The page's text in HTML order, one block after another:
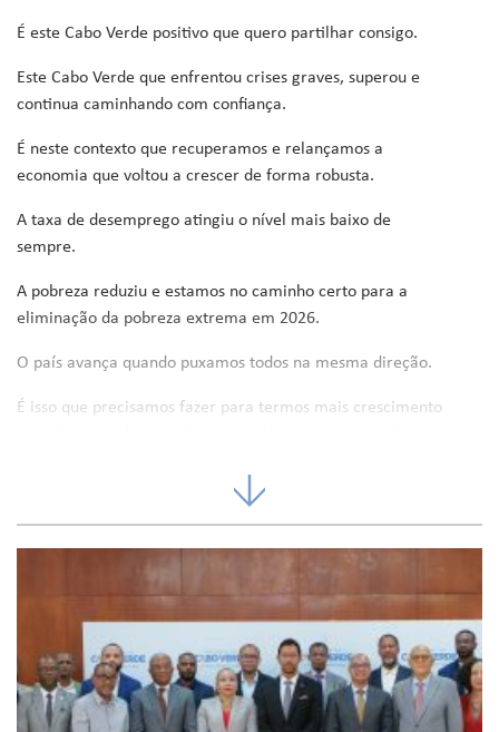
É este Cabo Verde positivo que quero partilhar consigo.
Este Cabo Verde que enfrentou crises graves, superou e
continua caminhando com confiança.
É neste contexto que recuperamos e relançamos a
economia que voltou a crescer de forma robusta.
A taxa de desemprego atingiu o nível mais baixo de
sempre.
A pobreza reduziu e estamos no caminho certo para a
eliminação da pobreza extrema em 2026.
O país avança quando puxamos todos na mesma direção.
É isso que precisamos fazer para termos mais crescimento
É isso que precisamos fazer para protegermos a nossa
democracia, estabilidade e boa governação.
Estou confiante que 2026 será um bom ano para todos.
Avançaremos em 2026 para a fixação do Salário Mínimo
Nacional em 25.000$00, a aplicar em 2027.
O valor da pensão social dos idosos passará para 7.000$00,
a partir de 1 de janeiro de 2026.